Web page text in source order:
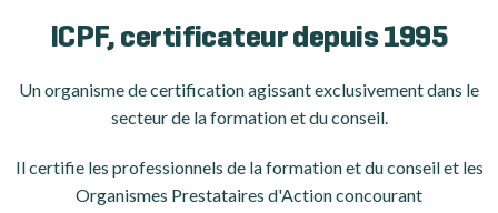
ICPF, certificateur depuis 1995
Un organisme de certificationagissant exclusivement dans le
secteur de la formation et du conseil.
Il certifie les professionnels de la formation et du conseil et les
Organismes Prestataires d'Action concourant